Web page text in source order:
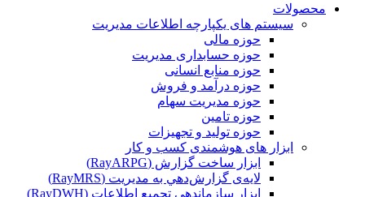
محصولات
سیستم های یکپارچه اطلاعات مدیریت
حوزه مالی
حوزه حسابداری مدیریت
حوزه منابع انسانی
حوزه درآمد و فروش
حوزه مدیریت سهام
حوزه تامین
حوزه تولید و تجهیزات
ابزار های هوشمندی کسب و کار
ابزار ساخت گزارش (RayARPG)
لایه‌ی گزارش‌دهي به مديريت (RayMRS)
ابزار سازماندهی تجمیع اطلاعات (RayDWH)